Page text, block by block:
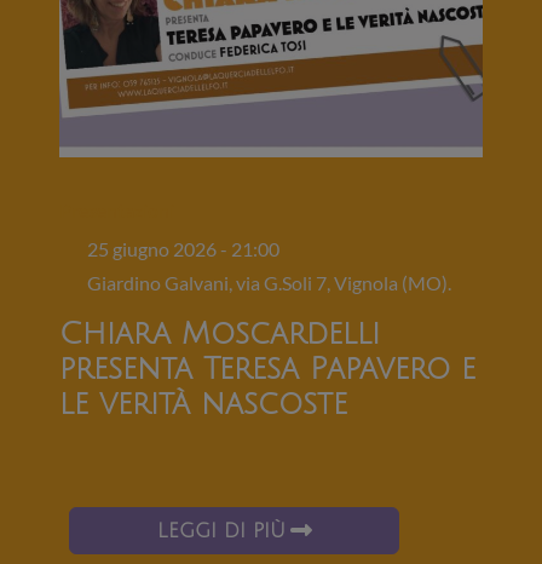
25 giugno 2026 - 21:00
Giardino Galvani, via G.Soli 7, Vignola (MO).
Chiara Moscardelli
presenta Teresa Papavero e
le verità nascoste
LEGGI DI PIÙ